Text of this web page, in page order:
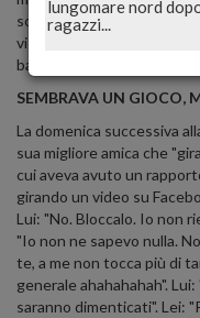
solo un drink, non ero
video non li conosco.
bagno. Magari ne hanno
SEMBRAVA UN GIOCO,
La domenica successiva
sua migliore amica che
cui aveva avuto un
girando un video su
Lui: "No. Bloccalo. Io non
"Io non ne sapevo nulla.
te, a me non tocca più di
generale ahahahahah".
saranno dimenticati". Lei:
lungomare nord
ragazzi...